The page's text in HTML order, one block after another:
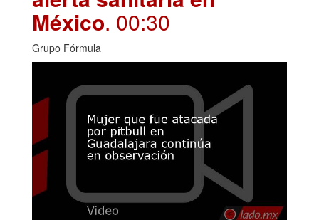
México. 00:30
Grupo Fórmula